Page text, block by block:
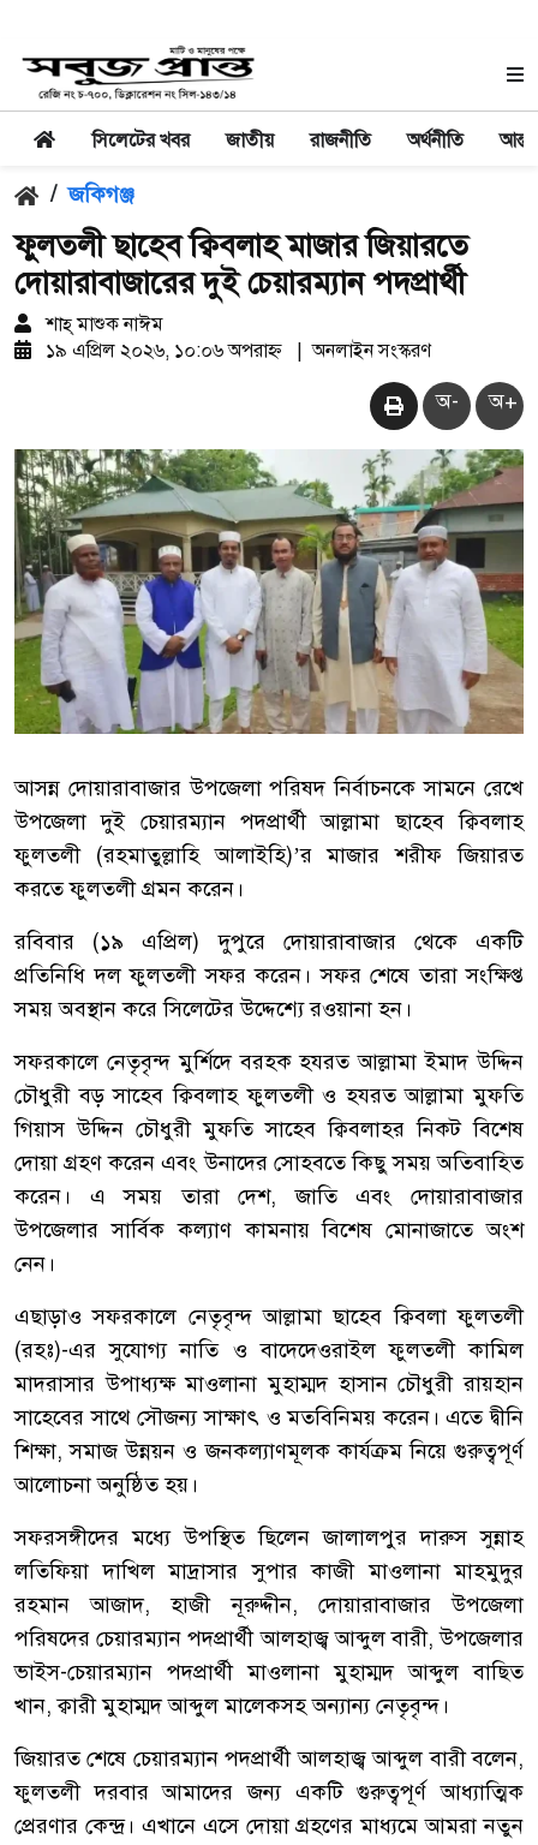
সিলেটের খবর জাতীয় রাজনীতি অর্থনীতি
/ জকিগঞ্জ
ফুলতলী ছাহেব ক্বিবলাহ মাজার জিয়ারতে
দোয়ারাবাজারের ‎দুই চেয়ারম্যান পদপ্রার্থী
শাহ্ মাশুক নাঈম
১৯ এপ্রিল ২০২৬, ১০:০৬ অপরাহ্ন
অনলাইন সংস্করণ
অ- অ+
আসন্ন দোয়ারাবাজার উপজেলা পরিষদ নির্বাচনকে সামনে রেখে
উপজেলা দুই চেয়ারম্যান পদপ্রার্থী আল্লামা ছাহেব ক্বিবলাহ
ফুলতলী (রহমাতুল্লাহি আলাইহি)’র মাজার শরীফ জিয়ারত
করতে ফুলতলী গ্রমন করেন।
‎রবিবার (১৯ এপ্রিল) দুপুরে দোয়ারাবাজার থেকে একটি
প্রতিনিধি দল ফুলতলী সফর করেন। সফর শেষে তারা সংক্ষিপ্ত
সময় অবস্থান করে সিলেটের উদ্দেশ্যে রওয়ানা হন।
‎সফরকালে নেতৃবৃন্দ মুর্শিদে বরহক হযরত আল্লামা ইমাদ উদ্দিন
চৌধুরী বড় সাহেব ক্বিবলাহ ফুলতলী ও হযরত আল্লামা মুফতি
গিয়াস উদ্দিন চৌধুরী মুফতি সাহেব ক্বিবলাহর নিকট বিশেষ
দোয়া গ্রহণ করেন এবং উনাদের সোহবতে কিছু সময় অতিবাহিত
করেন। এ সময় তারা দেশ, জাতি এবং দোয়ারাবাজার
উপজেলার সার্বিক কল্যাণ কামনায় বিশেষ মোনাজাতে অংশ
নেন।
‎এছাড়াও সফরকালে নেতৃবৃন্দ আল্লামা ছাহেব ক্বিবলা ফুলতলী
(রহঃ)-এর সুযোগ্য নাতি ও বাদেদেওরাইল ফুলতলী কামিল
মাদরাসার উপাধ্যক্ষ মাওলানা মুহাম্মদ হাসান চৌধুরী রায়হান
সাহেবের সাথে সৌজন্য সাক্ষাৎ ও মতবিনিময় করেন। এতে দ্বীনি
শিক্ষা, সমাজ উন্নয়ন ও জনকল্যাণমূলক কার্যক্রম নিয়ে গুরুত্বপূর্ণ
আলোচনা অনুষ্ঠিত হয়।
‎সফরসঙ্গীদের মধ্যে উপস্থিত ছিলেন জালালপুর দারুস সুন্নাহ
লতিফিয়া দাখিল মাদ্রাসার সুপার কাজী মাওলানা মাহমুদুর
রহমান আজাদ, হাজী নূরুদ্দীন, দোয়ারাবাজার উপজেলা
পরিষদের চেয়ারম্যান পদপ্রার্থী আলহাজ্ব আব্দুল বারী, উপজেলার
ভাইস-চেয়ারম্যান পদপ্রার্থী মাওলানা মুহাম্মদ আব্দুল বাছিত
খান, ক্বারী মুহাম্মদ আব্দুল মালেকসহ অন্যান্য নেতৃবৃন্দ।
‎জিয়ারত শেষে চেয়ারম্যান পদপ্রার্থী আলহাজ্ব আব্দুল বারী বলেন,
ফুলতলী দরবার আমাদের জন্য একটি গুরুত্বপূর্ণ আধ্যাত্মিক
প্রেরণার কেন্দ্র। এখানে এসে দোয়া গ্রহণের মাধ্যমে আমরা নতুন